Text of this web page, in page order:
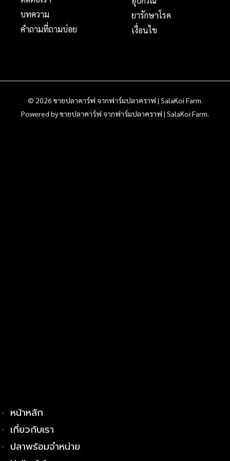
บทความ
คำถามที่ถามบ่อย
ยารักษาโรค
เงื่อนไข
© 2026 ขายปลาคาร์ฟ จากฟาร์มปลาคราฟ | SalaKoi Farm.
Powered by ขายปลาคาร์ฟ จากฟาร์มปลาคราฟ | SalaKoi Farm.
หน้าหลัก
เกี่ยวกับเรา
ปลาพร้อมจำหน่าย